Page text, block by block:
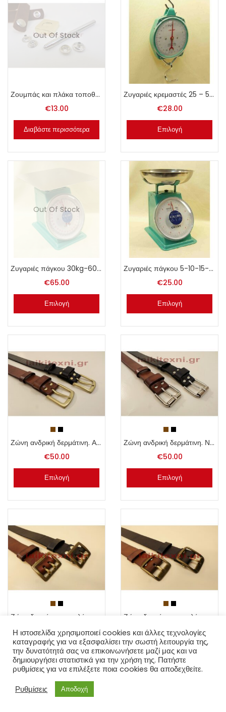
0
Out Of Stock
Ζουμπάς και πλάκα τοποθέτησης κουμπωμάτων Μπουτόν.
€13.00
Διαβάστε περισσότερα
Ζυγαριές κρεμαστές 25 – 50 – 100kg
€28.00
Επιλογή
Out Of Stock
Ζυγαριές πάγκου 30kg-60kg
€65.00
Επιλογή
Ζυγαριές πάγκου 5-10-15-20 κιλών
€25.00
Επιλογή
Ζώνη ανδρική δερμάτινη. Αντικέ αγκράφα. Πλάτος 4 εκατοστά.
€50.00
Επιλογή
Ζώνη ανδρική δερμάτινη. Νίκελ αγκράφα. Ενισχυμένη με πλάτος 4cm
€50.00
Επιλογή
€35.00
Επιλογή
€40.00
Επιλογή
Η ιστοσελίδα χρησιμοποιεί cookies και άλλες τεχνολογίες
καταγραφής για να εξασφαλίσει την σωστή λειτουργία της,
την δυνατότητά σας να επικοινωνήσετε μαζί μας και να
δημιουργήσει στατιστικά για την χρήση της. Πατήστε
ρυθμίσεις για να επιλέξετε ποια cookies θα αποδεχθείτε.
Ρυθμίσεις
Αποδοχή